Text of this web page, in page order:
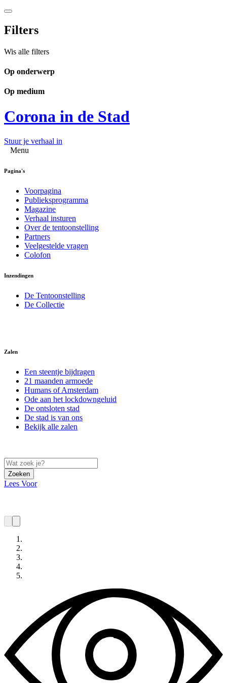
Filters
Wis alle filters
Op onderwerp
Op medium
Corona in de Stad
Stuur je verhaal in
Menu
Pagina's
Voorpagina
Publieksprogramma
Magazine
Verhaal insturen
Over de tentoonstelling
Partners
Veelgestelde vragen
Colofon
Inzendingen
De Tentoonstelling
De Collectie
Zalen
Een steentje bijdragen
21 maanden armoede
Humans of Amsterdam
Ode aan het lockdowngeluid
De ontsloten stad
De stad is van ons
Bekijk alle zalen
Zoeken
Lees Voor